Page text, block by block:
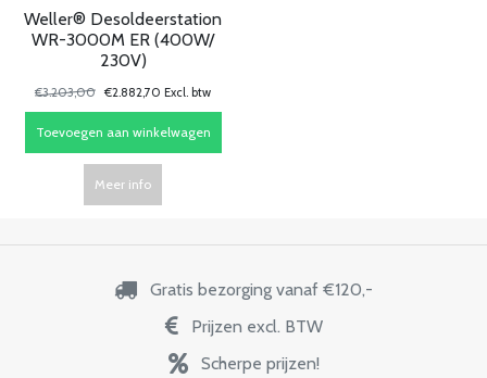
Weller® Desoldeerstation
WR-3000M ER (400W/
230V)
€3.203,00 €2.882,70 Excl. btw
Toevoegen aan winkelwagen
Meer info
Gratis bezorging vanaf €120,-
Prijzen excl. BTW
Scherpe prijzen!